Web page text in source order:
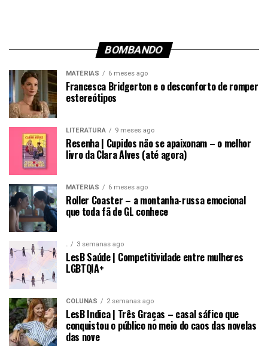
BOMBANDO
MATÉRIAS 6 meses ago
Francesca Bridgerton e o desconforto de romper
estereótipos
LITERATURA 9 meses ago
Resenha | Cupidos não se apaixonam – o melhor
livro da Clara Alves (até agora)
MATÉRIAS 6 meses ago
Roller Coaster – a montanha-russa emocional
que toda fã de GL conhece
. 3 semanas ago
LesB Saúde | Competitividade entre mulheres
LGBTQIA+
COLUNAS 2 semanas ago
LesB Indica | Três Graças – casal sáfico que
conquistou o público no meio do caos das novelas
das nove